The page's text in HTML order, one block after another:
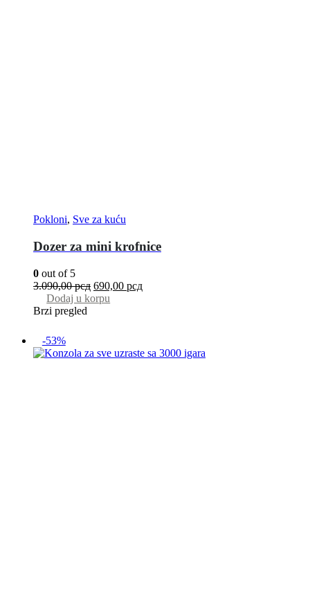
Pokloni, Sve za kuću
Dozer za mini krofnice
0 out of 5
3.090,00рсд 690,00 рсд
Dodaj u korpu
Brzi pregled
-53%